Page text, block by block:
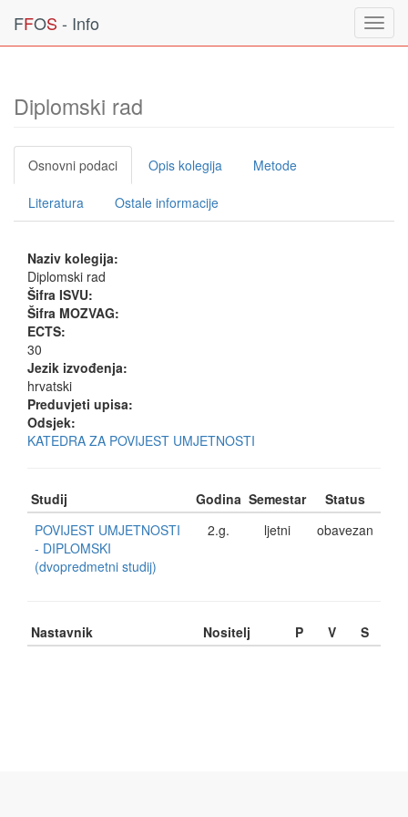
FFOS - Info
Diplomski rad
Osnovni podaci Opis kolegija Metode
Literatura Ostale informacije
Naziv kolegija:
Diplomski rad
Šifra ISVU:
Šifra MOZVAG:
ECTS:
30
Jezik izvođenja:
hrvatski
Preduvjeti upisa:
Odsjek:
KATEDRA ZA POVIJEST UMJETNOSTI
Studij Godina Semestar
Status
POVIJEST UMJETNOSTI
- DIPLOMSKI
(dvopredmetni studij)
2.g. ljetni obavezan
Nastavnik Nositelj P V S